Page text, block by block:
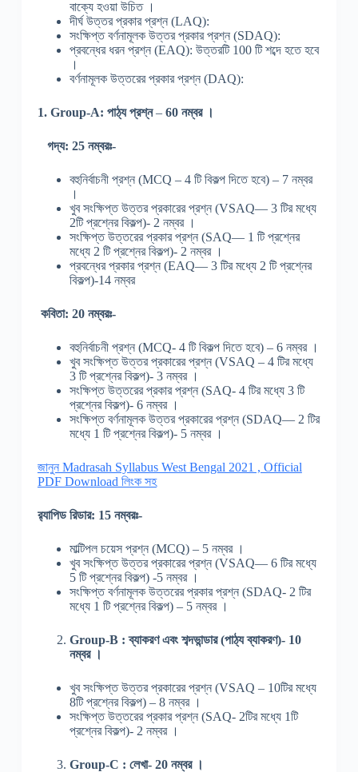
বাক্যে হওয়া উচিত ।
দীর্ঘ উত্তর প্রকার প্রশ্ন (LAQ):
সংক্ষিপ্ত বর্ণনামূলক উত্তর প্রকার প্রশ্ন (SDAQ):
প্রবন্ধের ধরন প্রশ্ন (EAQ): উত্তরটি 100 টি শব্দে হতে হবে
।
বর্ণনামূলক উত্তরের প্রকার প্রশ্ন (DAQ):
1. Group-A: পাঠ্য প্রশ্ন– 60 নম্বর ।
গদ্য: 25 নম্বরঃ-
বহুনির্বাচনী প্রশ্ন (MCQ – 4 টি বিকল্প দিতে হবে) – 7 নম্বর
।
খুব সংক্ষিপ্ত উত্তর প্রকারের প্রশ্ন (VSAQ— 3 টির মধ্যে
2টি প্রশ্নের বিকল্প)- 2 নম্বর ।
সংক্ষিপ্ত উত্তরের প্রকার প্রশ্ন (SAQ— 1 টি প্রশ্নের
মধ্যে 2 টি প্রশ্নের বিকল্প)- 2 নম্বর ।
প্রবন্ধের প্রকার প্রশ্ন (EAQ— 3 টির মধ্যে 2 টি প্রশ্নের
বিকল্প)-14 নম্বর
কবিতা: 20 নম্বরঃ-
বহুনির্বাচনী প্রশ্ন (MCQ- 4 টি বিকল্প দিতে হবে) – 6 নম্বর ।
খুব সংক্ষিপ্ত উত্তর প্রকারের প্রশ্ন (VSAQ – 4 টির মধ্যে
3 টি প্রশ্নের বিকল্প)- 3 নম্বর ।
সংক্ষিপ্ত উত্তরের প্রকার প্রশ্ন (SAQ- 4 টির মধ্যে 3 টি
প্রশ্নের বিকল্প)- 6 নম্বর ।
সংক্ষিপ্ত বর্ণনামূলক উত্তর প্রকারের প্রশ্ন (SDAQ— 2 টির
মধ্যে 1 টি প্রশ্নের বিকল্প)- 5 নম্বর ।
জানুন Madrasah Syllabus West Bengal 2021 , Official
PDF Download লিংক সহ
র‍্যাপিড রিডার: 15 নম্বরঃ-
মাল্টিপল চয়েস প্রশ্ন (MCQ) – 5 নম্বর ।
খুব সংক্ষিপ্ত উত্তর প্রকারের প্রশ্ন (VSAQ— 6 টির মধ্যে
5 টি প্রশ্নের বিকল্প) -5 নম্বর ।
সংক্ষিপ্ত বর্ণনামূলক উত্তরের প্রকার প্রশ্ন (SDAQ- 2 টির
মধ্যে 1 টি প্রশ্নের বিকল্প) – 5 নম্বর ।
Group-B : ব্যাকরণ এবং শব্দভান্ডার (পাঠ্য ব্যাকরণ)- 10
নম্বর ।
খুব সংক্ষিপ্ত উত্তর প্রকারের প্রশ্ন (VSAQ – 10টির মধ্যে
8টি প্রশ্নের বিকল্প) – 8 নম্বর ।
সংক্ষিপ্ত উত্তরের প্রকার প্রশ্ন (SAQ- 2টির মধ্যে 1টি
প্রশ্নের বিকল্প)- 2 নম্বর ।
Group-C : লেখা- 20 নম্বর ।